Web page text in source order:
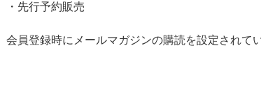
・先行予約販売
会員登録時にメールマガジンの購読を設定されて